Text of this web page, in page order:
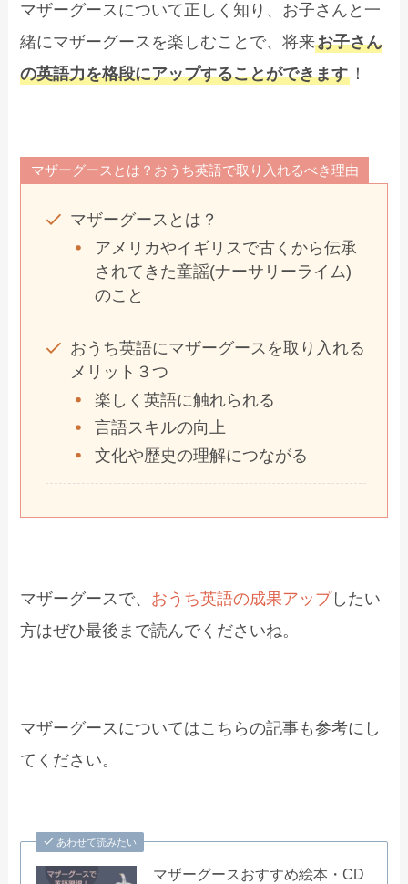
マザーグースについて正しく知り、お子さんと一
緒にマザーグースを楽しむことで、将来お子さん
の英語力を格段にアップすることができます ！
マザーグースとは？おうち英語で取り入れるべき理由
マザーグースとは？
アメリカやイギリスで古くから伝承
されてきた童謡(ナーサリーライム)
のこと
おうち英語にマザーグースを取り入れる
メリット３つ
楽しく英語に触れられる
言語スキルの向上
文化や歴史の理解につながる
マザーグースで、 おうち英語の成果アップしたい
方はぜひ最後まで読んでくださいね。
マザーグースについてはこちらの記事も参考にし
てください。
あわせて読みたい
マザーグースおすすめ絵本・CD